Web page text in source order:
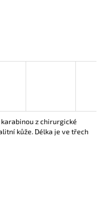
z chirurgické
kůže. Délka je ve třech